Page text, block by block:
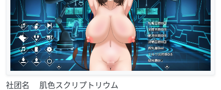
社团名 肌色スクリプトリウム